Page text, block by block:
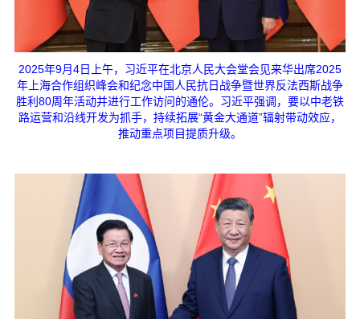
2025年9月4日上午，习近平在北京人民大会堂会见来华出席2025
年上海合作组织峰会和纪念中国人民抗日战争暨世界反法西斯战争
胜利80周年活动并进行工作访问的通伦。习近平强调，要以中老铁
路运营和沿线开发为抓手，持续拓展“黄金大通道”辐射带动效应，
推动重点项目提质升级。